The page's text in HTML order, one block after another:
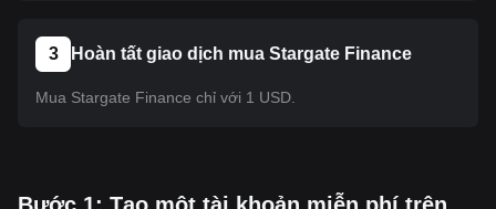
3 Hoàn tất giao dịch mua Stargate Finance
Mua Stargate Finance chỉ với 1 USD.